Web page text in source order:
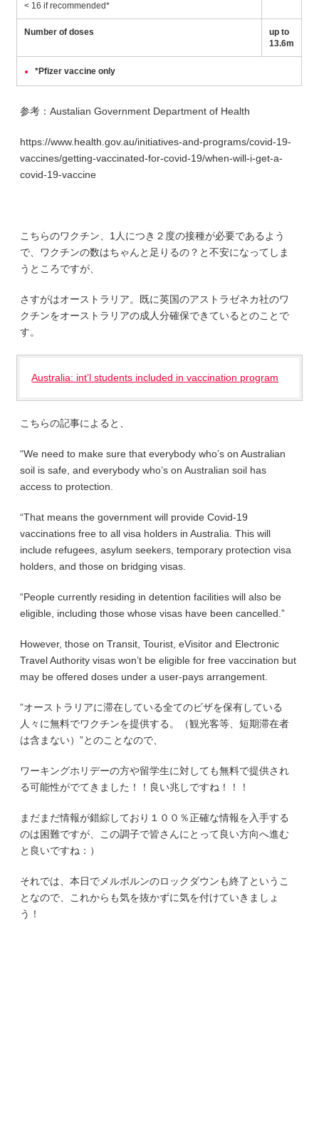
< 16 if recommended*
Number of doses
up to
13.6m
*Pfizer vaccine only
参考：Austalian Government Department of Health
https://www.health.gov.au/initiatives-and-programs/covid-19-
vaccines/getting-vaccinated-for-covid-19/when-will-i-get-a-
covid-19-vaccine
こちらのワクチン、1人につき２度の接種が必要であるよう
で、ワクチンの数はちゃんと足りるの？と不安になってしま
うところですが、
さすがはオーストラリア。既に英国のアストラゼネカ社のワ
クチンをオーストラリアの成人分確保できているとのことで
す。
Australia: int’l students included in vaccination program
こちらの記事によると、
“We need to make sure that everybody who’s on Australian
soil is safe, and everybody who’s on Australian soil has
access to protection.
“That means the government will provide Covid-19
vaccinations free to all visa holders in Australia. This will
include refugees, asylum seekers, temporary protection visa
holders, and those on bridging visas.
“People currently residing in detention facilities will also be
eligible, including those whose visas have been cancelled.”
However, those on Transit, Tourist, eVisitor and Electronic
Travel Authority visas won’t be eligible for free vaccination but
may be offered doses under a user-pays arrangement.
”オーストラリアに滞在している全てのビザを保有している
人々に無料でワクチンを提供する。（観光客等、短期滞在者
は含まない）”とのことなので、
ワーキングホリデーの方や留学生に対しても無料で提供され
る可能性がでてきました！！良い兆しですね！！！
まだまだ情報が錯綜しており１００％正確な情報を入手する
のは困難ですが、この調子で皆さんにとって良い方向へ進む
と良いですね：）
それでは、本日でメルボルンのロックダウンも終了というこ
となので、これからも気を抜かずに気を付けていきましょ
う！